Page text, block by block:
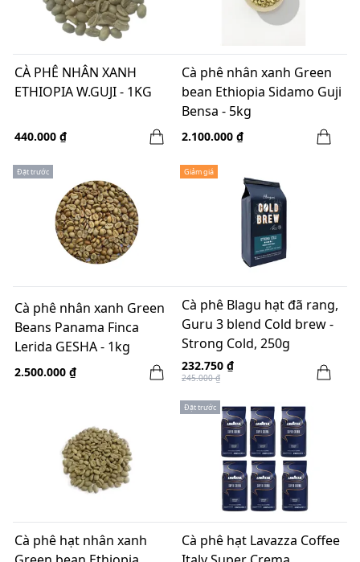
CÀ PHÊ NHÂN XANH
ETHIOPIA W.GUJI - 1KG
440.000 ₫
Cà phê nhân xanh Green
bean Ethiopia Sidamo Guji
Bensa - 5kg
2.100.000 ₫
Đặt trước
Cà phê nhân xanh Green
Beans Panama Finca
Lerida GESHA - 1kg
2.500.000 ₫
Giảm giá
Cà phê Blagu hạt đã rang,
Guru 3 blend Cold brew -
Strong Cold, 250g
232.750 ₫
245.000 ₫
Cà phê hạt nhân xanh
Đặt trước
Cà phê hạt Lavazza Coffee